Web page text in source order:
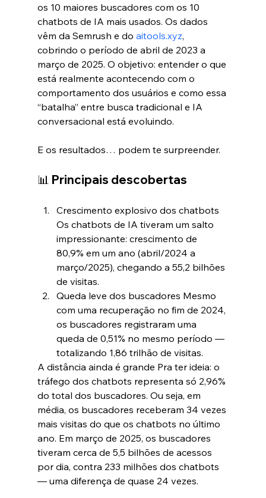
os 10 maiores buscadores com os 10
chatbots de IA mais usados. Os dados
vêm da Semrush e do aitools.xyz,
cobrindo o período de abril de 2023 a
março de 2025. O objetivo: entender o que
está realmente acontecendo com o
comportamento dos usuários e como essa
“batalha” entre busca tradicional e IA
conversacional está evoluindo.
E os resultados… podem te surpreender.
📊 Principais descobertas
Crescimento explosivo dos chatbots
Os chatbots de IA tiveram um salto
impressionante: crescimento de
80,9% em um ano (abril/2024 a
março/2025), chegando a 55,2 bilhões
de visitas.
Queda leve dos buscadores Mesmo
com uma recuperação no fim de 2024,
os buscadores registraram uma
queda de 0,51% no mesmo período —
totalizando 1,86 trilhão de visitas.
A distância ainda é grande Pra ter ideia: o
tráfego dos chatbots representa só 2,96%
do total dos buscadores. Ou seja, em
média, os buscadores receberam 34 vezes
mais visitas do que os chatbots no último
ano. Em março de 2025, os buscadores
tiveram cerca de 5,5 bilhões de acessos
por dia, contra 233 milhões dos chatbots
— uma diferença de quase 24 vezes.